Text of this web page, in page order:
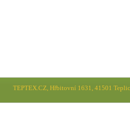
TEPTEX.CZ, Hřbitovní 1631, 41501